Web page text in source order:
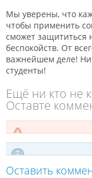
Мы уверены, что
чтобы применить
сможет защититься
беспокойств. От
важнейшем деле!
студенты!
Ещё ни кто не
Оставте
Оставить